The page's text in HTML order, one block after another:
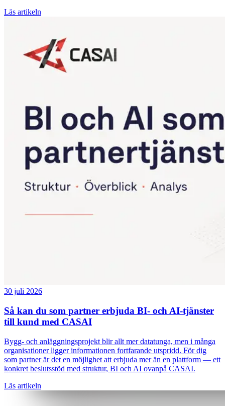
Läs artikeln
30 juli 2026
Så kan du som partner erbjuda BI- och AI-tjänster
till kund med CASAI
Bygg- och anläggningsprojekt blir allt mer datatunga, men i många
organisationer ligger informationen fortfarande utspridd. För dig
som partner är det en möjlighet att erbjuda mer än en plattform — ett
konkret beslutsstöd med struktur, BI och AI ovanpå CASAI.
Läs artikeln